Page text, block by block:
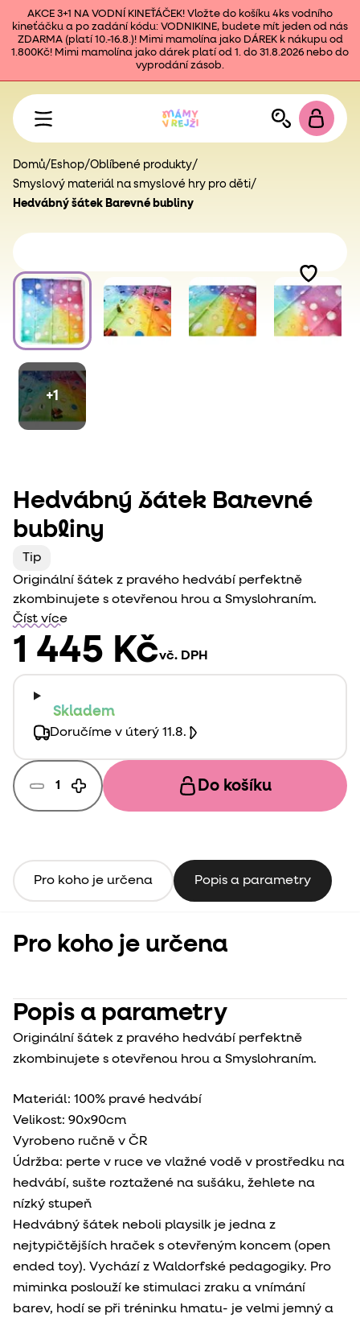
AKCE 3+1 NA VODNÍ KINEŤÁČEK! Vložte do košíku 4ks vodního
kineťáčku a po zadání kódu: VODNIKINE, budete mít jeden od nás
ZDARMA (platí 10.-16.8.)! Mimi mamolína jako DÁREK k nákupu od
1.800Kč! Mimi mamolína jako dárek platí od 1. do 31.8.2026 nebo do
vyprodání zásob.
Domů/ Eshop/Oblíbené produkty/
Smyslový materiál na smyslové hry pro děti/
Hedvábný šátek Barevné bubliny
+1
Hedvábný šátek Barevné
bubliny
Tip
Originální šátek z pravého hedvábí perfektně
zkombinujete s otevřenou hrou a Smyslohraním.
Číst více
1 445 Kčvč. DPH
Skladem
Doručíme v úterý 11.8.
Do košíku
Pro koho je určena Popis a parametry
Pro koho je určena
Popis a parametry
Originální šátek z pravého hedvábí perfektně
zkombinujete s otevřenou hrou a Smyslohraním.
Materiál: 100% pravé hedvábí
Velikost: 90x90cm
Vyrobeno ručně v ČR
Údržba: perte v ruce ve vlažné vodě v prostředku na
hedvábí, sušte roztažené na sušáku, žehlete na
nízký stupeň
Hedvábný šátek neboli playsilk je jedna z
nejtypičtějších hraček s otevřeným koncem (open
ended toy). Vychází z Waldorfské pedagogiky. Pro
miminka poslouží ke stimulaci zraku a vnímání
barev, hodí se při tréninku hmatu- je velmi jemný a